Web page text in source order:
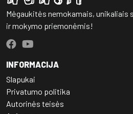
Mėgaukitės nemokamais, unikaliais
ir mokymo priemonėmis!
INFORMACIJA
Slapukai
Privatumo politika
Autorinės teisės